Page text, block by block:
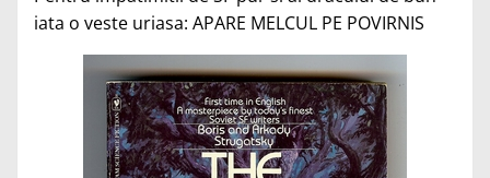
iata o veste uriasa: APARE MELCUL PE POVIRNIS